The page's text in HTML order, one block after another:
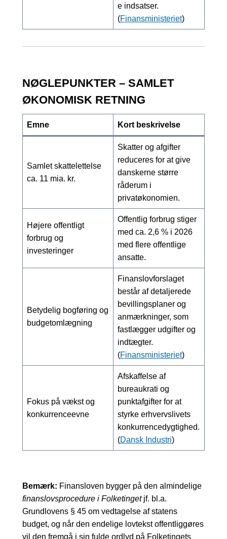
e indsatser.
(Finansministeriet)
NØGLEPUNKTER – SAMLET
ØKONOMISK RETNING
Emne Kort beskrivelse
Samlet skattelettelse
ca. 11 mia. kr.
Skatter og afgifter
reduceres for at give
danskerne større
råderum i
privatøkonomien.
Højere offentligt
forbrug og
investeringer
Offentlig forbrug stiger
med ca. 2,6 % i 2026
med flere offentlige
ansatte.
Betydelig bogføring og
budgetomlægning
Finanslovforslaget
består af detaljerede
bevillingsplaner og
anmærkninger, som
fastlægger udgifter og
indtægter.
(Finansministeriet)
Fokus på vækst og
konkurrenceevne
Afskaffelse af
bureaukrati og
punktafgifter for at
styrke erhvervslivets
konkurrencedygtighed.
(Dansk Industri)
Bemærk: Finansloven bygger på den almindelige
finanslovsprocedure i Folketingetjf. bl.a.
Grundlovens § 45 om vedtagelse af statens
budget, og når den endelige lovtekst offentliggøres
vil den fremgå i sin fulde ordlyd på Folketingets